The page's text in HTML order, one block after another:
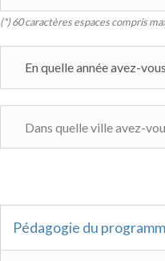
(*) 60 caractères espaces compris
Pédagogie du